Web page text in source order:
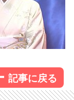
記事に戻る